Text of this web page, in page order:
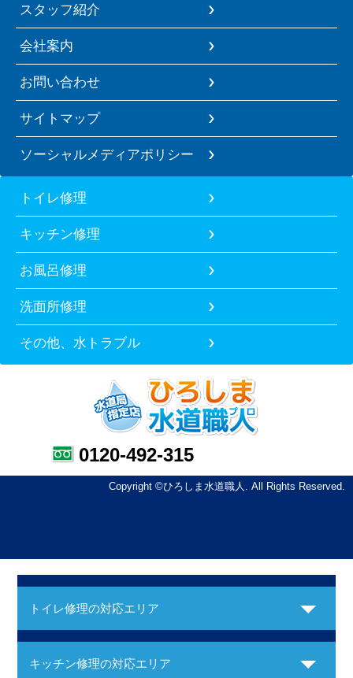
スタッフ紹介
会社案内
お問い合わせ
サイトマップ
ソーシャルメディアポリシー
トイレ修理
キッチン修理
お風呂修理
洗面所修理
その他、水トラブル
0120-492-315
Copyright ©ひろしま水道職人. All Rights Reserved.
トイレ修理の対応エリア
キッチン修理の対応エリア